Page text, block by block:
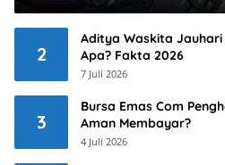
2
Aditya Waskita Jauhari
Apa? Fakta 2026
7 Juli 2026
3
Bursa Emas Com
Aman Membayar?
4 Juli 2026